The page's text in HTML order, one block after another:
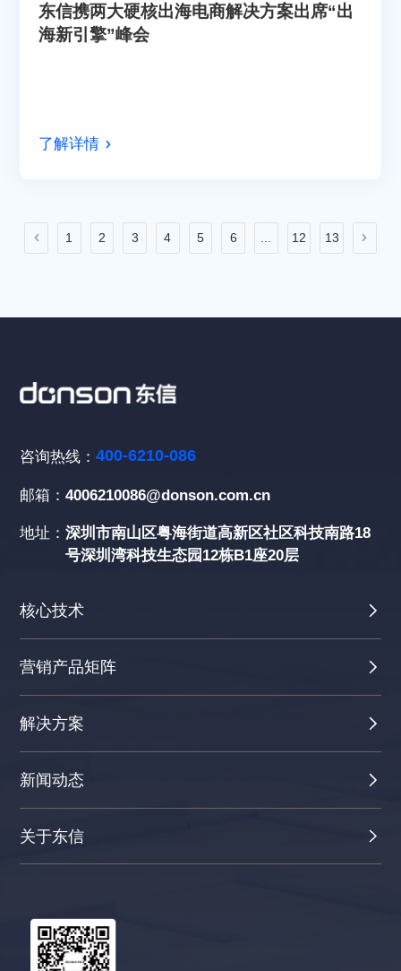
东信携两大硬核出海电商解决方案出席“出
海新引擎”峰会
了解详情
1 2 3 4 5 6 12 13
咨询热线：400-6210-086
邮箱：4006210086@donson.com.cn
地址：深圳市南山区粤海街道高新区社区科技南路18
号深圳湾科技生态园12栋B1座20层
核心技术
营销产品矩阵
解决方案
新闻动态
关于东信